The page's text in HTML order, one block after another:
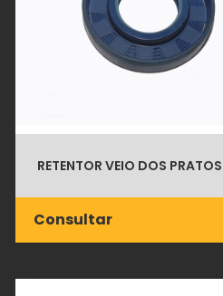
RETENTOR VEIO DOS
Consultar